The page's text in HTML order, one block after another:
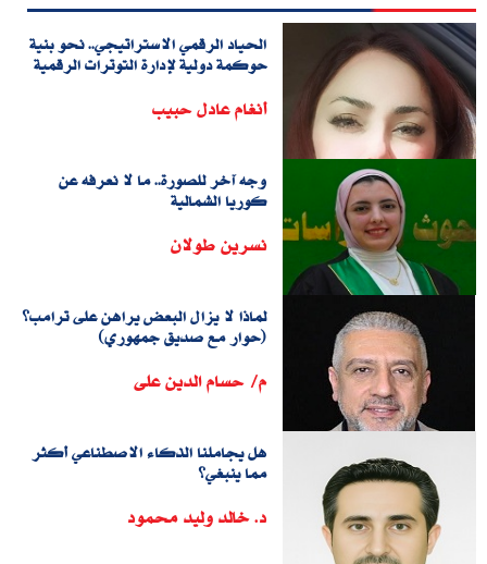
الحياد الرقمي الاستراتيجي.. نحو بنية
حوكمة دولية لإدارة التوترات الرقمية
أنغام عادل حبيب
وجه آخر للصورة.. ما لا نعرفه عن
كوريا الشمالية
نسرين طولان
لماذا لا يزال البعض يراهن على ترامب؟
(حوار مع صديق جمهوري)
م/ حسام الدين على
هل يجاملنا الذكاء الاصطناعي أكثر
مما ينبغي؟
د. خالد وليد محمود